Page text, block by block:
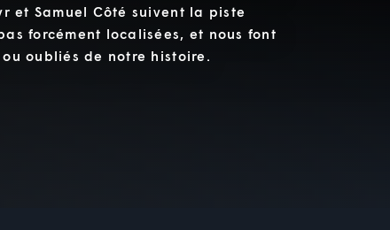
et Samuel Côté suivent la piste
forcément localisées, et nous font
oubliés de notre histoire.